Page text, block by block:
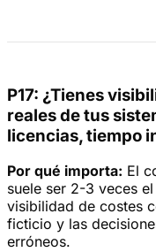
P17: ¿Tienes
reales de tus
licencias, tiempo
Por qué importa: El
suele ser 2-3 veces
visibilidad de costes
ficticio y las
erróneos.